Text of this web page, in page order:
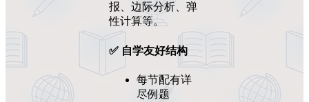
报、边际分析、弹
性计算等。
✅ 自学友好结构
每节配有详
尽例题